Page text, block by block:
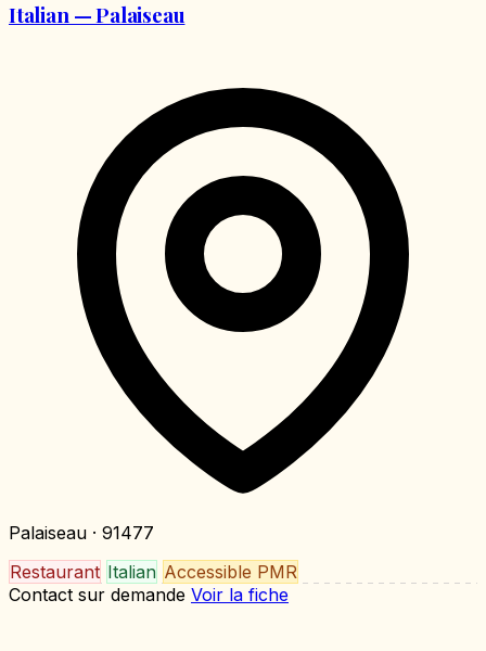
Italian — Palaiseau
Palaiseau · 91477
Restaurant Italian Accessible PMR
Contact sur demande Voir la fiche